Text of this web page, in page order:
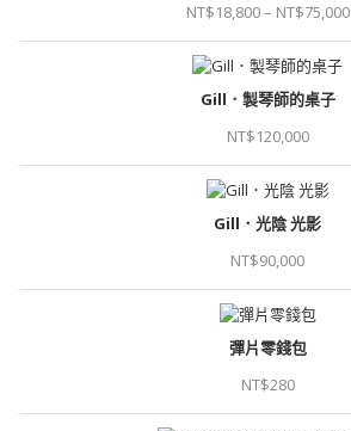
NT$18,800– NT$75,000
Gill．製琴師的桌子
NT$120,000
Gill．光陰 光影
NT$90,000
彈片零錢包
NT$280